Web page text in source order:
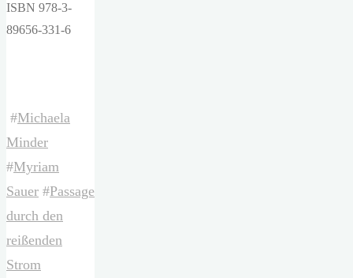
ISBN 978-3-
89656-331-6
#Michaela
Minder
#Myriam
Sauer #Passage
durch den
reißenden
Strom